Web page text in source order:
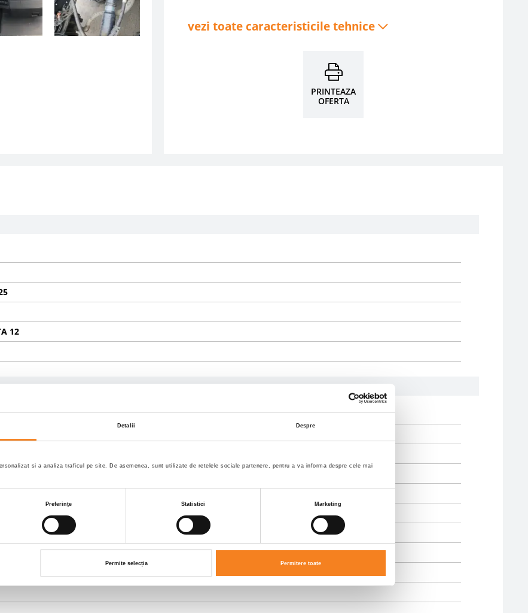
Detalii Despre
si a analiza traficul pe site. De asemenea, sunt utilizate de retelele sociale partenere, pentru a va informa despre cele mai
Preferinţe Statistici Marketing
Permite selecția Permitere toate
vezi toate caracteristicile tehnice
PRINTEAZA
OFERTA
12